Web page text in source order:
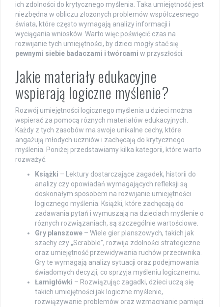
ich zdolności do krytycznego myślenia. Taka umiejętność jest
niezbędna w obliczu złożonych problemów współczesnego
świata, które często wymagają analizy informacji i
wyciągania wniosków. Warto więc poświęcić czas na
rozwijanie tych umiejętności, by dzieci mogły stać się
pewnymi siebie badaczami i twórcami w przyszłości.
Jakie materiały edukacyjne
wspierają logiczne myślenie?
Rozwój umiejętności logicznego myślenia u dzieci można
wspierać za pomocą różnych materiałów edukacyjnych.
Każdy z tych zasobów ma swoje unikalne cechy, które
angażują młodych uczniów i zachęcają do krytycznego
myślenia. Poniżej przedstawiamy kilka kategorii, które warto
rozważyć.
Książki – Lektury dostarczające zagadek, historii do
analizy czy opowiadań wymagających refleksji są
doskonałym sposobem na rozwijanie umiejętności
logicznego myślenia. Książki, które zachęcają do
zadawania pytań i wymuszają na dzieciach myślenie o
różnych rozwiązaniach, są szczególnie wartościowe.
Gry planszowe – Wiele gier planszowych, takich jak
szachy czy „Scrabble”, rozwija zdolności strategiczne
oraz umiejętność przewidywania ruchów przeciwnika.
Gry te wymagają analizy sytuacji oraz podejmowania
świadomych decyzji, co sprzyja myśleniu logicznemu.
Łamigłówki – Rozwiązując zagadki, dzieci uczą się
takich umiejętności jak logiczne myślenie,
rozwiązywanie problemów oraz wzmacnianie pamięci.